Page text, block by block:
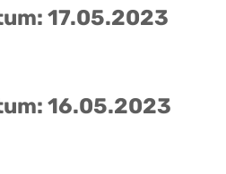
17.05.2023
16.05.2023